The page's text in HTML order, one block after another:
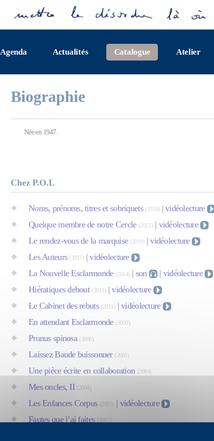
Agenda Actualités Catalogue Atelier
Biographie
Née en 1947.
Chez P.O.L
Noms, prénoms, titres et sobriquets (2024) |vidéolecture
Quelque membre de notre Cercle (2021) | vidéolecture
Le rendez-vous de la marquise (2019) |vidéolecture
Les Auteurs (2017) |vidéolecture
La Nouvelle Esclarmonde (2014) | son | vidéolecture
Hiératiques debout (2013) |vidéolecture
Le Cabinet des rebuts (2011) |vidéolecture
En attendant Esclarmonde (2009)
Prunus spinosa (2006)
Laissez Baude buissonner (2005)
Une pièce écrite en collaboration (2004)
Mes oncles, II (2004)
Les Enfances Corpus (2003) | vidéolecture
Fautes que j’ai faites (2001)